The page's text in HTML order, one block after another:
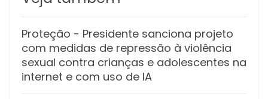
Proteção - Presidente sanciona projeto
com medidas de repressão à violência
sexual contra crianças e adolescentes na
internet e com uso de IA